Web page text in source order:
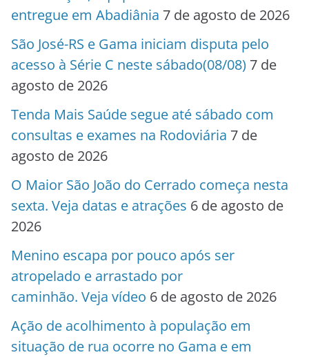
entregue em Abadiânia 7 de agosto de 2026
São José-RS e Gama iniciam disputa pelo
acesso à Série C neste sábado(08/08) 7 de
agosto de 2026
Tenda Mais Saúde segue até sábado com
consultas e exames na Rodoviária 7 de
agosto de 2026
O Maior São João do Cerrado começa nesta
sexta. Veja datas e atrações 6 de agosto de
2026
Menino escapa por pouco após ser
atropelado e arrastado por
caminhão. Veja vídeo 6 de agosto de 2026
Ação de acolhimento à população em
situação de rua ocorre no Gama e em